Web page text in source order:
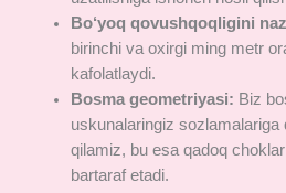
Bo‘yoq qovushqoqligini
birinchi va oxirgi ming metr
kafolatlaydi.
Bosma geometriyasi: Biz
uskunalaringiz sozlamalariga
qilamiz, bu esa qadoq
bartaraf etadi.